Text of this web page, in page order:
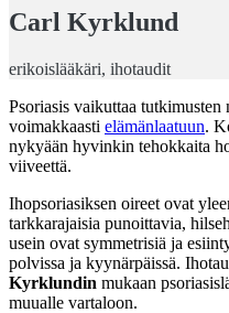
Carl Kyrklund
erikoislääkäri, ihotaudit
Psoriasis vaikuttaa tutkimusten
voimakkaasti elämänlaatuun.
nykyään hyvinkin tehokkaita
viiveettä.
Ihopsoriasiksen oireet ovat
tarkkarajaisia punoittavia,
usein ovat symmetrisiä ja
polvissa ja kyynärpäissä.
Kyrklundin mukaan
muualle vartaloon.